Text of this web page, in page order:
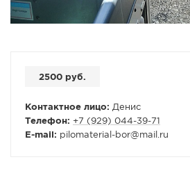
2500 руб.
Контактное лицо: Денис
Телефон: +7 (929) 044-39-71
E-mail:
pilomaterial-bor@ mail.ru